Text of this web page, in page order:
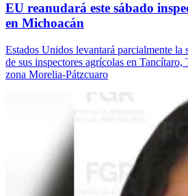
EU reanudará este sábado
en Michoacán
Estados Unidos levantará parcialmente la
de sus inspectores agrícolas en
zona Morelia-Pátzcuaro